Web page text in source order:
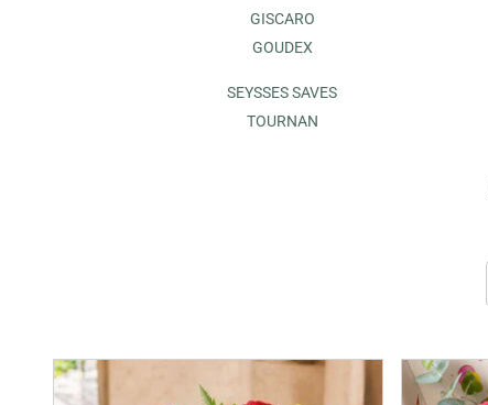
GISCARO
GOUDEX
SEYSSES SAVES
TOURNAN